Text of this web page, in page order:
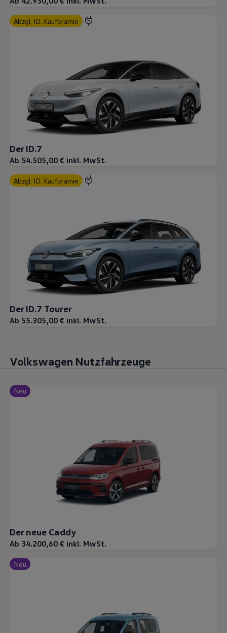
abzgl. ID. Kaufprämie
Der ID.7
Ab 54.505,00 € inkl. MwSt.
abzgl. ID. Kaufprämie
Der ID.7 Tourer
Ab 55.305,00 € inkl. MwSt.
Volkswagen Nutzfahrzeuge
Neu
Der neue Caddy
Ab 34.200,60 € inkl. MwSt.
Neu